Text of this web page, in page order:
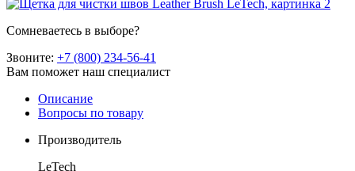
Сомневаетесь в выборе?
Звоните: +7 (800) 234-56-41
Вам поможет наш специалист
Описание
Вопросы по товару
Производитель
LeTech